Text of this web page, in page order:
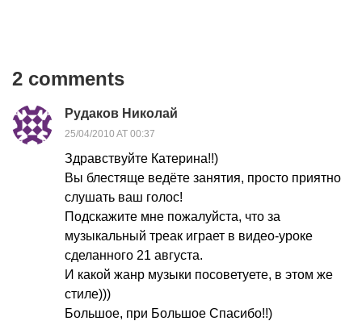
2 comments
Рудаков Николай
25/04/2010 AT 00:37
Здравствуйте Катерина!!)
Вы блестяще ведёте занятия, просто приятно
слушать ваш голос!
Подскажите мне пожалуйста, что за
музыкальный треак играет в видео-уроке
сделанного 21 августа.
И какой жанр музыки посоветуете, в этом же
стиле)))
Большое, при Большое Спасибо!!)